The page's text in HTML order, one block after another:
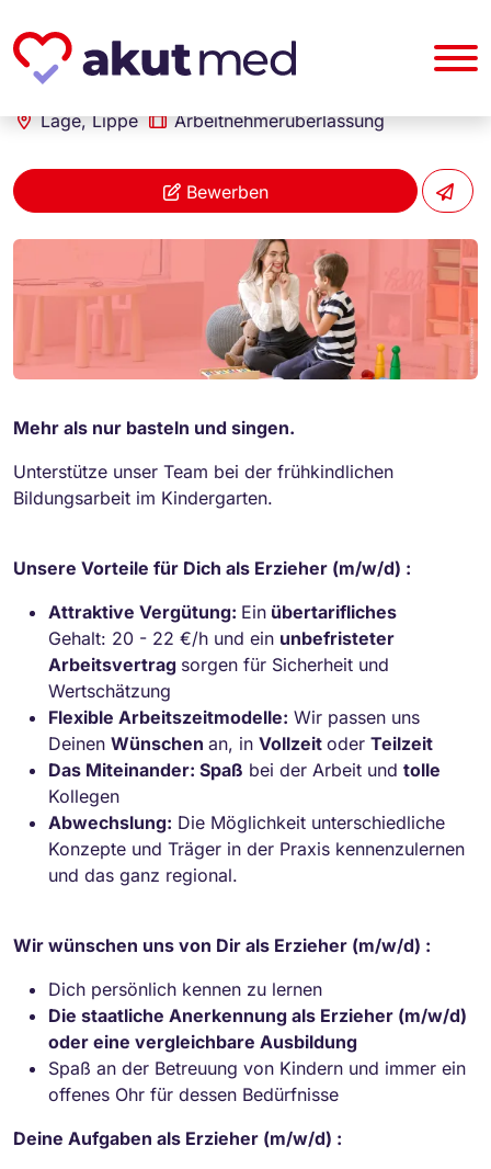
akut... Medizinische Personallogistik GmbH
Erzieher (m/w/d)
Lage, Lippe Arbeitnehmerüberlassung
Bewerben
Mehr als nur basteln und singen.
Unterstütze unser Team bei der frühkindlichen
Bildungsarbeit im Kindergarten.
Unsere Vorteile für Dich als Erzieher (m/w/d) :
Attraktive Vergütung: Ein übertarifliches
Gehalt: 20 - 22 €/h und ein unbefristeter
Arbeitsvertrag sorgen für Sicherheit und
Wertschätzung
Flexible Arbeitszeitmodelle: Wir passen uns
Deinen Wünschen an, in Vollzeit oder Teilzeit
Das Miteinander: Spaß bei der Arbeit und tolle
Kollegen
Abwechslung: Die Möglichkeit unterschiedliche
Konzepte und Träger in der Praxis kennenzulernen
und das ganz regional.
Wir wünschen uns von Dir als Erzieher (m/w/d) :
Dich persönlich kennen zu lernen
Die staatliche Anerkennung als Erzieher (m/w/d)
oder eine vergleichbare Ausbildung
Spaß an der Betreuung von Kindern und immer ein
offenes Ohr für dessen Bedürfnisse
Deine Aufgaben als Erzieher (m/w/d) :